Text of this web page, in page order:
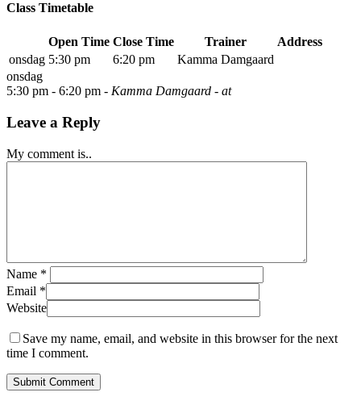
Class Timetable
Open Time Close Time Trainer
Address
onsdag 5:30 pm 6:20 pm
Kamma Damgaard
onsdag
5:30 pm - 6:20 pm - Kamma Damgaard - at
Leave a Reply
My comment is..
Name *
Email *
Website
Save my name, email, and website in this browser for the next
time I comment.